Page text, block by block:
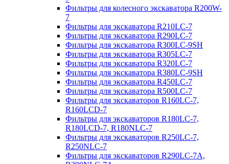
Фильтры для колесного экскаватора R200W-
7
Фильтры для экскаватора R210LC-7
Фильтры для экскаватора R290LC-7
Фильтры для экскаватора R300LC-9SH
Фильтры для экскаватора R305LC-7
Фильтры для экскаватора R320LC-7
Фильтры для экскаватора R380LC-9SH
Фильтры для экскаватора R450LC-7
Фильтры для экскаватора R500LC-7
Фильтры для экскаваторов R160LC-7,
R160LCD-7
Фильтры для экскаваторов R180LC-7,
R180LCD-7, R180NLC-7
Фильтры для экскаваторов R250LC-7,
R250NLC-7
Фильтры для экскаваторов R290LC-7A,